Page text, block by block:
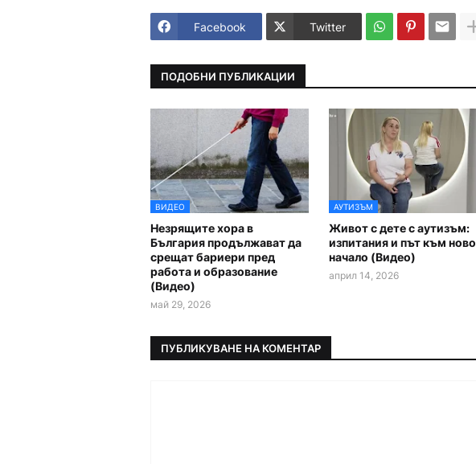
Facebook Twitter
ПОДОБНИ ПУБЛИКАЦИИ
ВИДЕО
Незрящите хора в
България продължават да
срещат бариери пред
работа и образование
(Видео)
май 29, 2026
АУТИЗЪМ
Живот с дете с аутизъм:
изпитания и път към ново
начало (Видео)
април 14, 2026
ПУБЛИКУВАНЕ НА КОМЕНТАР